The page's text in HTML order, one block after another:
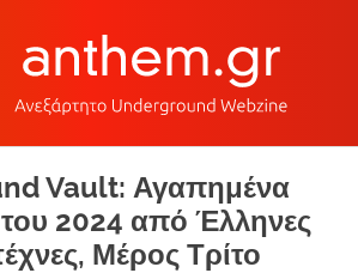
Vault: Αγαπημένα
2024 από Έλληνες
Μέρος Τρίτο